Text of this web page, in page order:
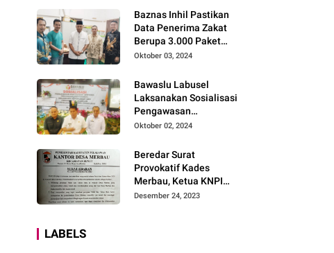
Gereja
Baznas Inhil Pastikan
Data Penerima Zakat
Berupa 3.000 Paket
Premium Boxs Sudah
Oktober 03, 2024
Bawaslu Labusel
Laksanakan Sosialisasi
Pengawasan
Partisipatif kepada
Pemuda Dan Agama
Pada pilkada Serentak
2024
Oktober 02, 2024
Beredar Surat
Provokatif Kades
Merbau, Ketua KNPI
Riau: "Periksa, Tangkap
Desember 24, 2023
LABELS